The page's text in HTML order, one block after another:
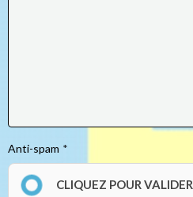
Anti-spam
CLIQUEZ POUR VALIDER